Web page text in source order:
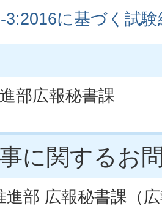
3:2016に基づく試
部広報秘書課
に関するお
進部 広報秘書課（